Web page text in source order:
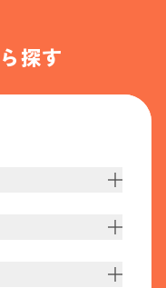
探す